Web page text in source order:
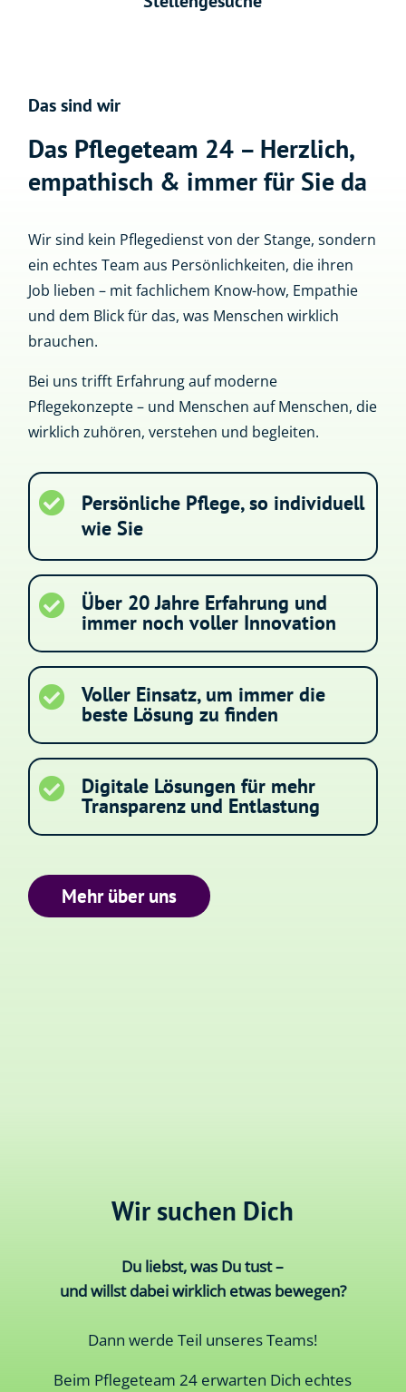
Das sind wir
Das Pflegeteam 24 – Herzlich,
empathisch & immer für Sie da
Wir sind kein Pflegedienst von der Stange, sondern
ein echtes Team aus Persönlichkeiten, die ihren
Job lieben – mit fachlichem Know-how, Empathie
und dem Blick für das, was Menschen wirklich
brauchen.
Bei uns trifft Erfahrung auf moderne
Pflegekonzepte – und Menschen auf Menschen, die
wirklich zuhören, verstehen und begleiten.

Persönliche Pflege, so individuell
wie Sie
 Über 20 Jahre Erfahrung und
immer noch voller Innovation
 Voller Einsatz, um immer die
beste Lösung zu finden
 Digitale Lösungen für mehr
Transparenz und Entlastung
Mehr über uns
Wir suchen Dich
Du liebst, was Du tust –
und willst dabei wirklich etwas bewegen?
Dann werde Teil unseres Teams!
Beim Pflegeteam 24 erwarten Dich echtes